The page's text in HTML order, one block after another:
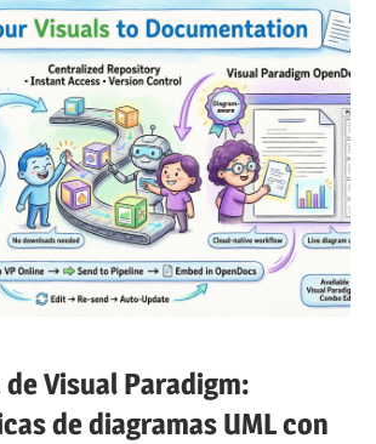
Visual Paradigm:
de diagramas UML con